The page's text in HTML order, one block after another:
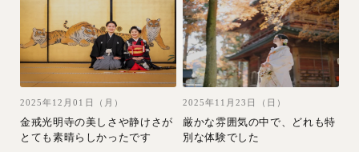
2025年12月01日（月）
金戒光明寺の美しさや静けさが
とても素晴らしかったです
2025年11月23日（日）
厳かな雰囲気の中で、どれも特
別な体験でした